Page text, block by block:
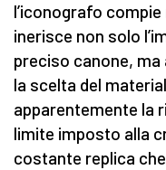
l’iconografo
inerisce non solo
preciso canone,
la scelta del
apparentemente la
limite imposto alla
costante replica